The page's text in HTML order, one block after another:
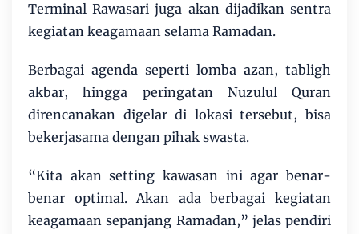
Terminal Rawasari juga akan dijadikan sentra
kegiatan keagamaan selama Ramadan.
Berbagai agenda seperti lomba azan, tabligh
akbar, hingga peringatan Nuzulul Quran
direncanakan digelar di lokasi tersebut, bisa
bekerjasama dengan pihak swasta.
“Kita akan setting kawasan ini agar benar-
benar optimal. Akan ada berbagai kegiatan
keagamaan sepanjang Ramadan,” jelas pendiri